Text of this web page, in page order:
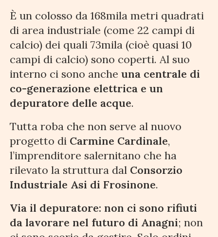
È un colosso da 168mila metri quadrati
di area industriale (come 22 campi di
calcio) dei quali 73mila (cioè quasi 10
campi di calcio) sono coperti. Al suo
interno ci sono anche una centrale di
co-generazione elettrica e un
depuratore delle acque.
Tutta roba che non serve al nuovo
progetto di Carmine Cardinale,
l’imprenditore salernitano che ha
rilevato la struttura dal Consorzio
Industriale Asi di Frosinone.
Via il depuratore: non ci sono rifiuti
da lavorare nel futuro di Anagni; non